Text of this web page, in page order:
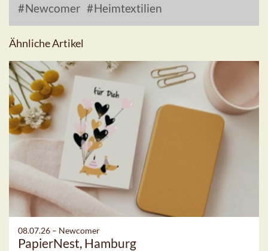
Newcomer Heimtextilien
Ähnliche Artikel
08.07.26 – Newcomer
PapierNest, Hamburg